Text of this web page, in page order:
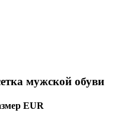
мужской обуви
EUR